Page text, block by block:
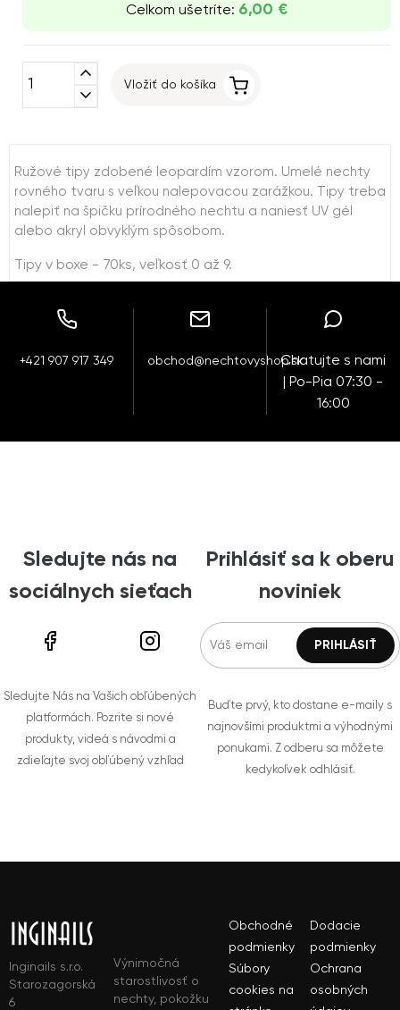
Celkom ušetríte: 6,00 €
expand_less
expand_more
Vložiť do košíka
Ružové tipy zdobené leopardím vzorom. Umelé nechty
rovného tvaru s veľkou nalepovacou zarážkou. Tipy treba
nalepiť na špičku prírodného nechtu a naniesť UV gél
alebo akryl obvyklým spôsobom.
Tipy v boxe - 70ks, veľkosť 0 až 9.
+421 907 917 349 obchod@nechtovyshop.skChatujte s nami
| Po-Pia 07:30 -
16:00
Sledujte nás na
sociálnych sieťach
Sledujte Nás na Vašich obľúbených
platformách. Pozrite si nové
produkty, videá s návodmi a
zdieľajte svoj obľúbený vzhľad
Prihlásiť sa k oberu
noviniek
Buďte prvý, kto dostane e-maily s
najnovšími produktmi a výhodnými
ponukami. Z odberu sa môžete
kedykoľvek odhlásiť.
Inginails s.r.o.
Starozagorská
6
Výnimočná
starostlivosť o
nechty, pokožku
Obchodné
podmienky
Dodacie
podmienky
Súbory
cookies na
Ochrana
osobných